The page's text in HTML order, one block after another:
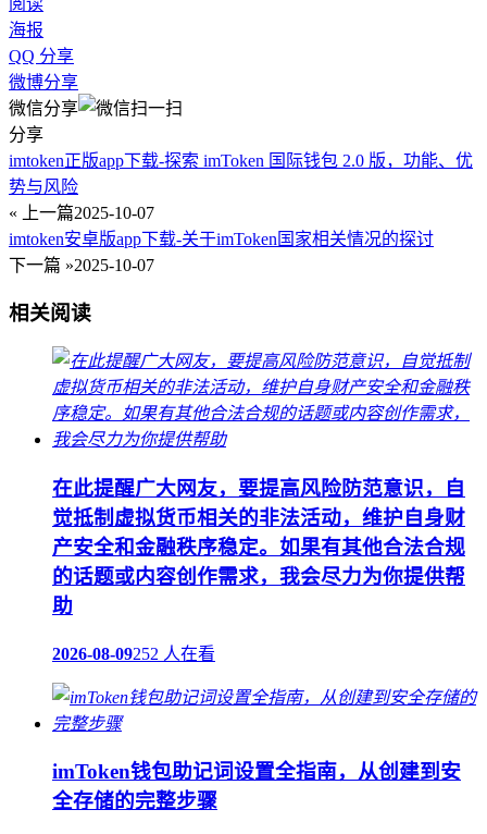
海报
QQ 分享
微博分享
微信分享
分享
imtoken正版app下载-探索 imToken 国际钱包 2.0 版，功能、优
势与风险
« 上一篇2025-10-07
imtoken安卓版app下载-关于imToken国家相关情况的探讨
下一篇 »2025-10-07
相关阅读
在此提醒广大网友，要提高风险防范意识，自
觉抵制虚拟货币相关的非法活动，维护自身财
产安全和金融秩序稳定。如果有其他合法合规
的话题或内容创作需求，我会尽力为你提供帮
助
2026-08-09252 人在看
imToken钱包助记词设置全指南，从创建到安
全存储的完整步骤